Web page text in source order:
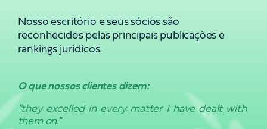
Nosso escritório e seus sócios são
reconhecidos pelas principais publicações e
rankings jurídicos.
O que nossos clientes dizem:
"they excelled in every matter I have dealt with
them on."